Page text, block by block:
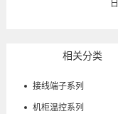
相关分类
接线端子系列
机柜温控系列